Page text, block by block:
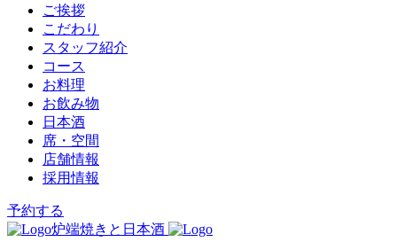
ご挨拶
こだわり
スタッフ紹介
コース
お料理
お飲み物
日本酒
席・空間
店舗情報
採用情報
予約する
炉端焼きと日本酒